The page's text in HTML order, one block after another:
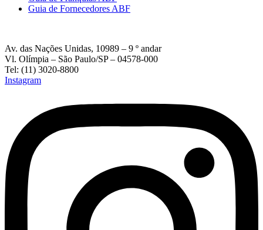
Guia de Fornecedores ABF
Av. das Nações Unidas, 10989 – 9 º andar
Vl. Olímpia – São Paulo/SP – 04578-000
Tel: (11) 3020-8800
Instagram